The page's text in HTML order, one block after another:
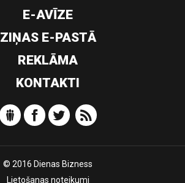
E-AVĪZE
ZIŅAS E-PASTĀ
REKLĀMA
KONTAKTI
© 2016 Dienas Bizness
Lietošanas noteikumi